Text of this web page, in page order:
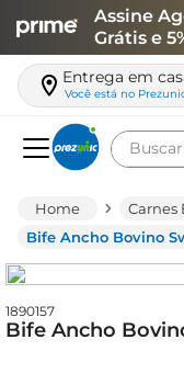
Assine
Grátis e
Entrega em
Você está no
Buscar
Carnes
Bife Ancho Bovino
1890157
Bife Ancho
leite
queijo